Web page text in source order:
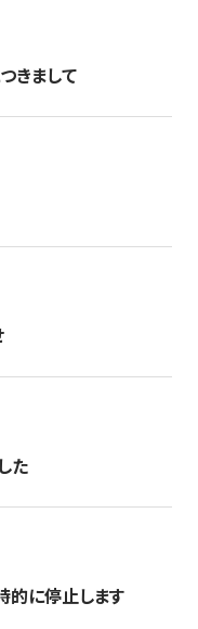
きまして
た
的に停止します